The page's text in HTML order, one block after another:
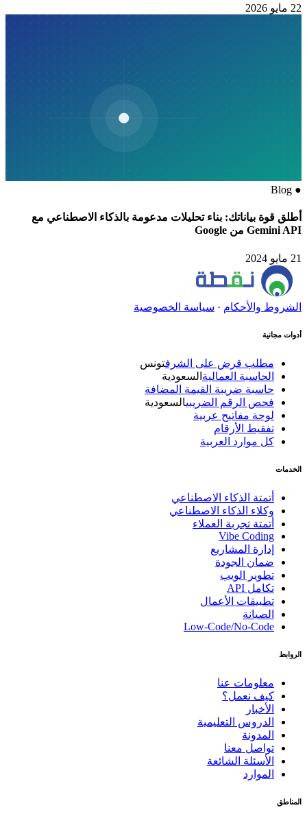
22 مايو 2026
●
Blog
أطلق قوة بياناتك: بناء تحليلات مدعومة بالذكاء الاصطناعي مع
Gemini API من Google
21 مايو 2024
الشروط والأحكام· سياسة الخصوصية
أدوات مجانية
مطلب قرض على الشرف تونس
الحاسبة العماليةالسعودية
حاسبة ضريبة القيمة المضافة
فحص الرقم الضريبيالسعودية
لوحة مفاتيح عربية
تفقيط الأرقام
كل موارد العربية
الخدمات
أتمتة الذكاء الاصطناعي
وكلاء الذكاء الاصطناعي
أتمتة تجربة العملاء
Vibe Coding
إدارة المشاريع
ضمان الجودة
تطوير الويب
تكامل API
تطبيقات الأعمال
الصيانة
Low-Code/No-Code
الروابط
معلومات عنا
كيف نعمل؟
الأخبار
الدروس التعليمية
المدونة
تواصل معنا
الأسئلة الشائعة
الموارد
المناطق